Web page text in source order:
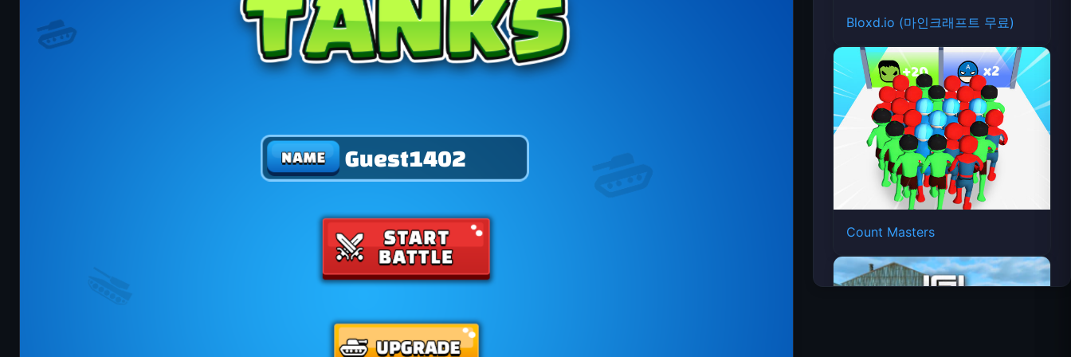
Bloxd.io (마인크래프트 무료)
Count Masters